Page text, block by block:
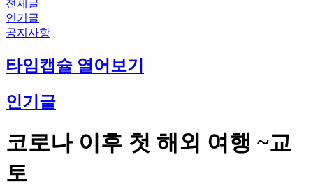
전체글
인기글
공지사항
타임캡슐 열어보기
인기글
코로나 이후 첫 해외 여행 ~교
토